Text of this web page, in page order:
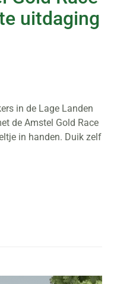
uitdaging
in de Lage Landen
de Amstel Gold Race
in handen. Duik zelf